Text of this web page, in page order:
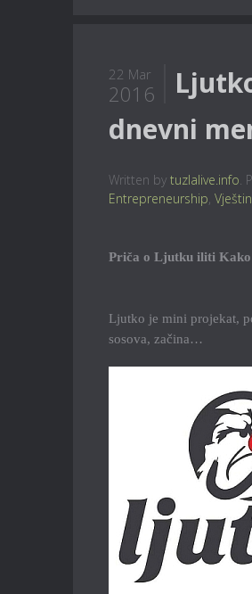
22 Mar
2016
dnevni
Written by tuzlalive.info.
Entrepreneurship,
Priča o Ljutku iliti Kako
Ljutko je mini projekat,
sosova, začina…